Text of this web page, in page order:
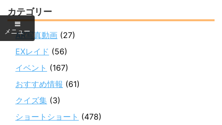
カテゴリー
AR写真動画 (27)
EXレイド (56)
イベント (167)
おすすめ情報 (61)
クイズ集 (3)
ショートショート (478)